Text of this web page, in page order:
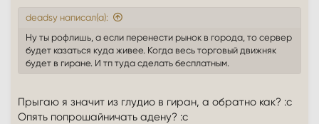
deadsy написал(а):
Ну ты рофлишь, а если перенести рынок в города, то сервер
будет казаться куда живее. Когда весь торговый движняк
будет в гиране. И тп туда сделать бесплатным.
Прыгаю я значит из глудио в гиран, а обратно как? :с
Опять попрошайничать адену? :с